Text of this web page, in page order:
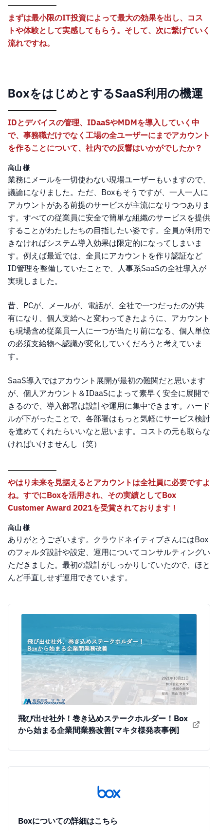
まずは最小限のIT投資によって最大の効果を出し、コス
トや体験として実感してもらう。そして、次に繋げていく
流れですね。
BoxをはじめとするSaaS利用の機運
IDとデバイスの管理、IDaaSやMDMを導入していく中
で、事務職だけでなく工場の全ユーザーにまでアカウント
を作ることについて、社内での反響はいかがでしたか？
高山 様
業務にメールを一切使わない現場ユーザーもいますので、
議論になりました。ただ、Boxもそうですが、一人一人に
アカウントがある前提のサービスが主流になりつつありま
す。すべての従業員に安全で簡単な組織のサービスを提供
することがわたしたちの目指したい姿です。全員が利用で
きなければシステム導入効果は限定的になってしまいま
す。例えば最近では、全員にアカウントを作り認証など
ID管理を整備していたことで、人事系SaaSの全社導入が
実現しました。
昔、PCが、メールが、電話が、全社で一つだったのが共
有になり、個人支給へと変わってきたように、アカウント
も現場含め従業員一人に一つが当たり前になる、個人単位
の必須支給物へ認識が変化していくだろうと考えていま
す。
SaaS導入ではアカウント展開が最初の難関だと思います
が、個人アカウント＆IDaaSによって素早く安全に展開で
きるので、導入部署は設計や運用に集中できます。ハード
ルが下がったことで、各部署はもっと気軽にサービス検討
を進めてくれたらいいなと思います。コストの元も取らな
ければいけませんし（笑）
やはり未来を見据えるとアカウントは全社員に必要ですよ
ね。すでにBoxを活用され、その実績としてBox
Customer Award 2021を受賞されております！
高山 様
ありがとうございます。クラウドネイティブさんにはBox
のフォルダ設計や設定、運用についてコンサルティングい
ただきました。最初の設計がしっかりしていたので、ほと
んど手直しせず運用できています。
飛び出せ社外！巻き込めステークホルダー！Box
から始まる企業間業務改善[マキタ様発表事例]
Boxについての詳細はこちら